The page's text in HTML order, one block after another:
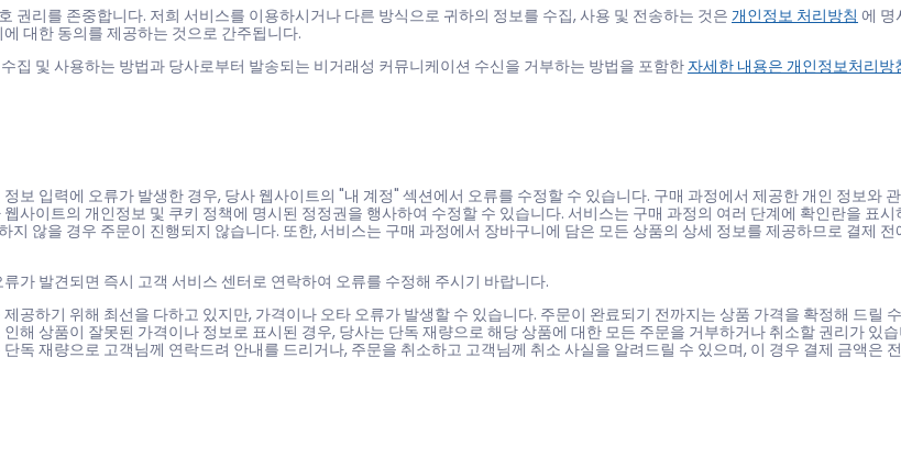
권리를 존중합니다. 저희 서비스를 이용하시거나 다른 방식으로 귀하의 정보를 수집, 사용 및 전송하는 것은 개인정보 처리방침 에 명
대한 동의를 제공하는 것으로 간주됩니다.
집 및 사용하는 방법과 당사로부터 발송되는 비거래성 커뮤니케이션 수신을 거부하는 방법을 포함한 자세한 내용은 개인정보처리방
보 입력에 오류가 발생한 경우, 당사 웹사이트의 "내 계정" 섹션에서 오류를 수정할 수 있습니다. 구매 과정에서 제공한 개인 정보와
사이트의 개인정보 및 쿠키 정책에 명시된 정정권을 행사하여 수정할 수 있습니다. 서비스는 구매 과정의 여러 단계에 확인란을 표시
지 않을 경우 주문이 진행되지 않습니다. 또한, 서비스는 구매 과정에서 장바구니에 담은 모든 상품의 상세 정보를 제공하므로 결제 전
가 발견되면 즉시 고객 서비스 센터로 연락하여 오류를 수정해 주시기 바랍니다.
공하기 위해 최선을 다하고 있지만, 가격이나 오타 오류가 발생할 수 있습니다. 주문이 완료되기 전까지는 상품 가격을 확정해 드릴
해 상품이 잘못된 가격이나 정보로 표시된 경우, 당사는 단독 재량으로 해당 상품에 대한 모든 주문을 거부하거나 취소할 권리가 있
독 재량으로 고객님께 연락드려 안내를 드리거나, 주문을 취소하고 고객님께 취소 사실을 알려드릴 수 있으며, 이 경우 결제 금액은